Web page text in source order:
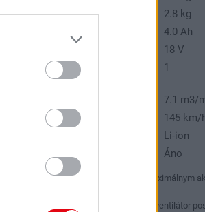
Hmotnosť vrátane aku:
2.8 kg
4.0 Ah
18 V
Počet dodávaných
akumulátorov:
1
7.1 m3/
Rýchlosť vzduchu:
145 km/
Li-ion
Áno
Ľahká konštrukcia s maximálnym
Vysoko účinný prúdový ventilátor